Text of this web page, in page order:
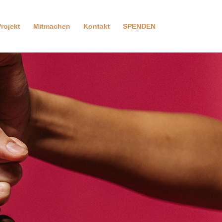
Mitmachen Kontakt SPENDEN